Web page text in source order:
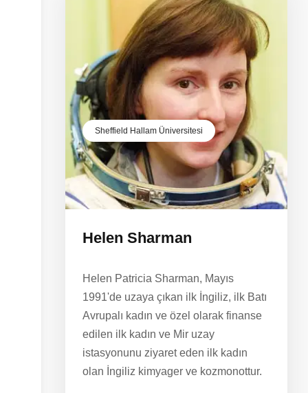
Sheffield Hallam Üniversitesi
Helen Sharman
Helen Patricia Sharman, Mayıs
1991'de uzaya çıkan ilk İngiliz, ilk Batı
Avrupalı ​​kadın ve özel olarak finanse
edilen ilk kadın ve Mir uzay
istasyonunu ziyaret eden ilk kadın
olan İngiliz kimyager ve kozmonottur.